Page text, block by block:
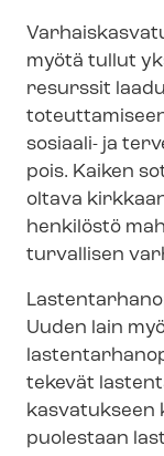
myötä tullut
resurssit
sosiaali- ja
pois. Kaiken
oltava
henkilöstö
turvallisen
Uuden lain
tekevät
kas­va­tuk­seen
puolestaan